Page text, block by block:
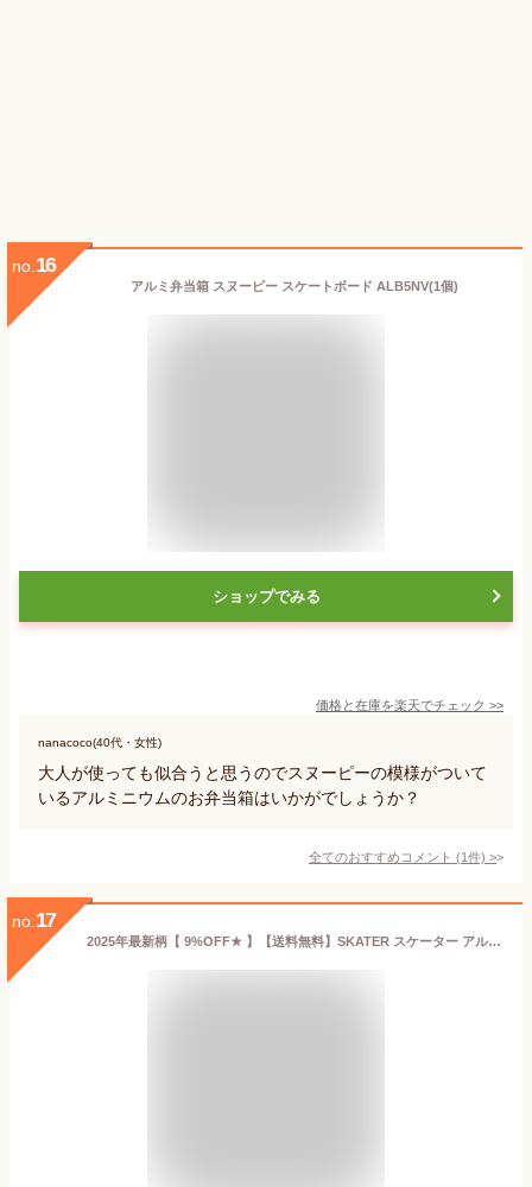
no. 16
アルミ弁当箱 スヌーピー スケートボード ALB5NV(1個)
ショップでみる
価格と在庫を楽天でチェック >>
nanacoco(40代・女性)
大人が使っても似合うと思うのでスヌーピーの模様がついて
いるアルミニウムのお弁当箱はいかがでしょうか？
全てのおすすめコメント (1件) >
no. 17
2025年最新柄【 9%OFF★ 】【送料無料】SKATER スケーター アルミお弁当箱 お弁当箱 370ml 新柄 アルミ お弁当箱 幼稚園 アルミ 保温庫OK 保温庫対応 お弁当箱 小学生 お弁当箱 可愛い おしゃれ 軽量 子供用 遠足 ピクニック 小物 入園 入学 準備 BPAフリー BPA-Free